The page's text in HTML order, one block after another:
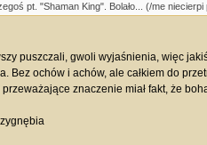
pt. "Shaman King". Bolało... (/me
puszczali, gwoli wyjaśnienia, więc
Bez ochów i achów, ale całkiem do
znaczenie miał fakt, że